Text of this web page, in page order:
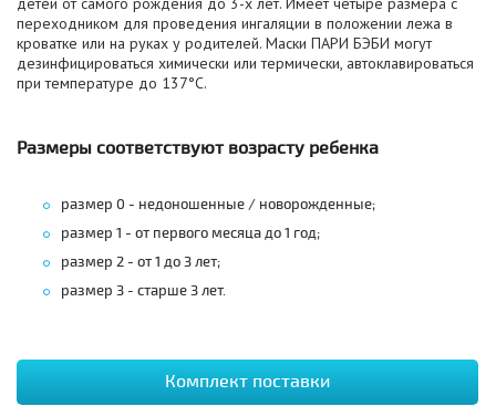
переходником для проведения ингаляции в положении лежа в
кроватке или на руках у родителей. Маски ПАРИ БЭБИ могут
дезинфицироваться химически или термически, автоклавироваться
при температуре до 137°С.
Размеры соответствуют возрасту ребенка
размер 0 - недоношенные / новорожденные;
размер 1 - от первого месяца до 1 год;
размер 2 - от 1 до 3 лет;
размер 3 - старше 3 лет.
Комплект поставки